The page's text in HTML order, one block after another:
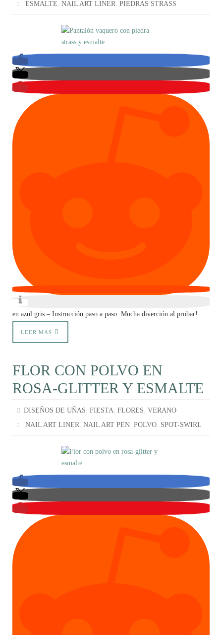
ESMALTE,NAIL ART LINER,PIEDRAS STRASS
en azul gris – Instrucción paso a paso. Mucha diverción al probar!
LEER MAS
FLOR CON POLVO EN
ROSA-GLITTER Y ESMALTE
DISEÑOS DE UÑAS,FIESTA,FLORES,VERANO
NAIL ART LINER,NAIL ART PEN,POLVO, SPOT-SWIRL